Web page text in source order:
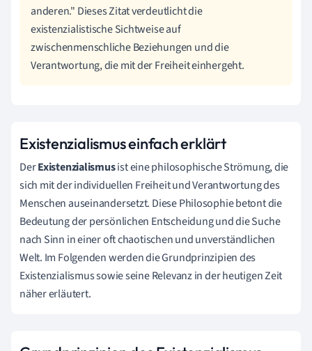
anderen." Dieses Zitat verdeutlicht die
existenzialistische Sichtweise auf
zwischenmenschliche Beziehungen und die
Verantwortung, die mit der Freiheit einhergeht.
Existenzialismus einfach erklärt
DerExistenzialismusist eine philosophische Strömung, die
sich mit der individuellen Freiheit und Verantwortung des
Menschen auseinandersetzt. Diese Philosophie betont die
Bedeutung der persönlichen Entscheidung und die Suche
nach Sinn in einer oft chaotischen und unverständlichen
Welt. Im Folgenden werden die Grundprinzipien des
Existenzialismus sowie seine Relevanz in der heutigen Zeit
näher erläutert.